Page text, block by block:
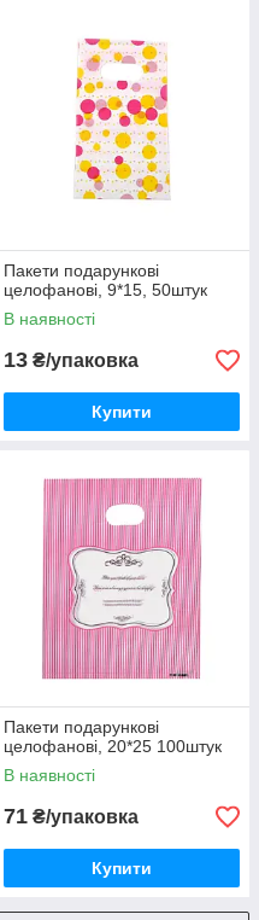
Пакети подарункові
целофанові, 9*15, 50штук
В наявності
13 ₴/упаковка
Купити
Пакети подарункові
целофанові, 20*25 100штук
В наявності
71 ₴/упаковка
Купити